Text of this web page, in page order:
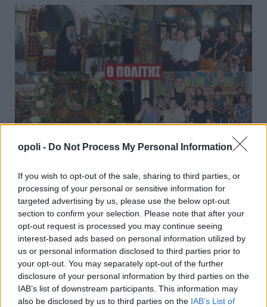
opoli - Do Not Process My Personal Information
If you wish to opt-out of the sale, sharing to third parties, or
processing of your personal or sensitive information for
targeted advertising by us, please use the below opt-out
section to confirm your selection. Please note that after your
opt-out request is processed you may continue seeing
interest-based ads based on personal information utilized by
us or personal information disclosed to third parties prior to
your opt-out. You may separately opt-out of the further
disclosure of your personal information by third parties on the
IAB’s list of downstream participants. This information may
also be disclosed by us to third parties on the IAB’s List of
Με λαμπρότητα εορτάστηκε η Μεταμόρφωση του
Παρασκευή, 7 Αυγούστου 2026 9:58 ΠΜ